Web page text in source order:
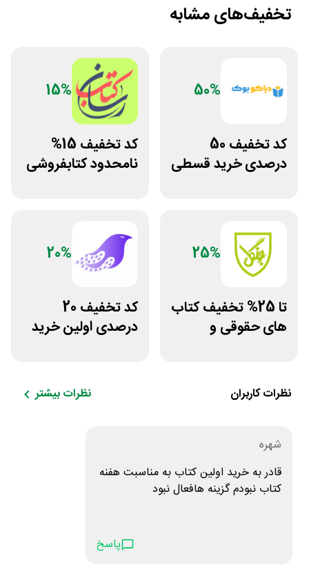
تخفیف‌های مشابه
50%
کد تخفیف 50
درصدی خرید قسطی
15%
کد تخفیف 15%
نامحدود کتابفروشی
25%
تا 25% تخفیف کتاب
های حقوقی و
20%
کد تخفیف 20
درصدی اولین خرید
نظرات کاربران نظرات بیشتر
شهره
قادر به خرید اولین کتاب به مناسبت هفنه
کتاب نبودم گزینه هافعال نبود
پاسخ